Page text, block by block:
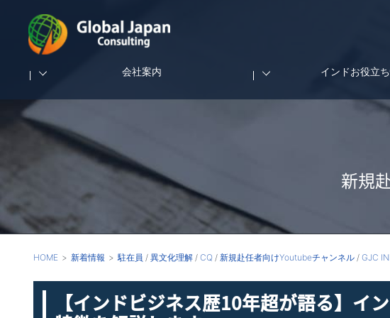
会社案内 インドお役立
新規
HOME 新着情報 駐在員 / 異文化理解 / CQ / 新規赴任者向けYoutubeチャンネル / GJC
【インドビジネス歴10年超が語る】イ